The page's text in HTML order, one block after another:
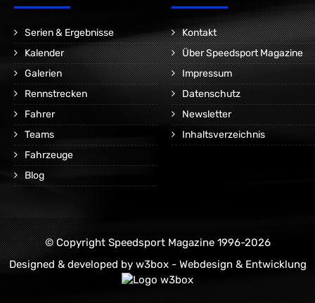
Serien & Ergebnisse
Kalender
Galerien
Rennstrecken
Fahrer
Teams
Fahrzeuge
Blog
Kontakt
Über Speedsport Magazine
Impressum
Datenschutz
Newsletter
Inhaltsverzeichnis
© Copyright Speedsport Magazine 1996-2026
Designed & developed by w3box - Webdesign & Entwicklung